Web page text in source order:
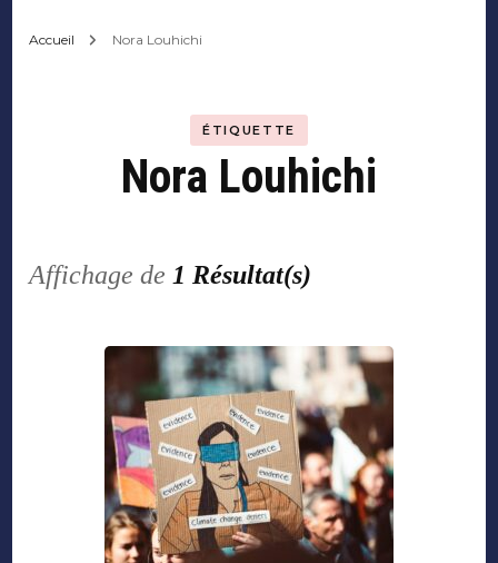
d'Audencia
Accueil Nora Louhichi
ÉTIQUETTE
Nora Louhichi
Affichage de 1 Résultat(s)